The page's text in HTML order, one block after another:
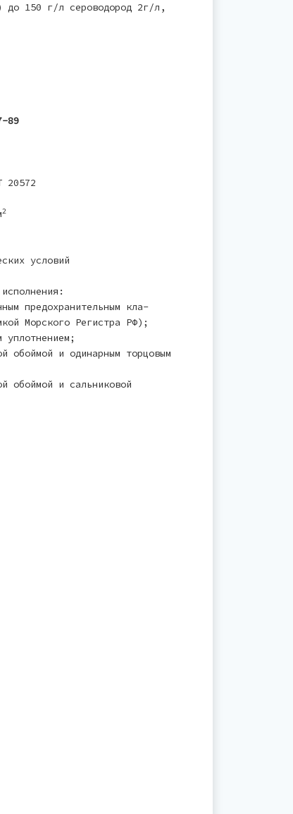
до 150 г/л сероводород 2г/л,
89
20572
2
условий
предохранительным кла-
Морского Регистра РФ);
и одинарным торцовым
обоймой и сальниковой